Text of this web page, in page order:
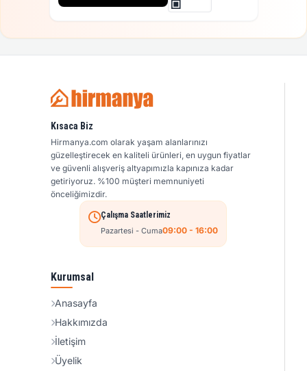
Kısaca Biz
Hirmanya.com olarak yaşam alanlarınızı
güzelleştirecek en kaliteli ürünleri, en uygun fiyatlar
ve güvenli alışveriş altyapımızla kapınıza kadar
getiriyoruz. %100 müşteri memnuniyeti
önceliğimizdir.
Çalışma Saatlerimiz
Pazartesi - Cuma09:00 - 16:00
Kurumsal
Anasayfa
Hakkımızda
İletişim
Üyelik